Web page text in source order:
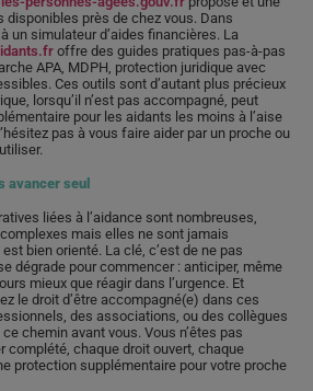
disponibles près de chez vous. Dans
un simulateur d’aides financières. La
offre des guides pratiques pas-à-pas
APA, MDPH, protection juridique avec
Ces outils sont d’autant plus précieux
lorsqu’il n’est pas accompagné, peut
pour les aidants les moins à l’aise
pas à vous faire aider par un proche ou
avancer seul
liées à l’aidance sont nombreuses,
mais elles ne sont jamais
bien orienté. La clé, c’est de ne pas
dégrade pour commencer : anticiper, même
mieux que réagir dans l’urgence. Et
le droit d’être accompagné(e) dans ces
des associations, ou des collègues
chemin avant vous. Vous n’êtes pas
complété, chaque droit ouvert, chaque
protection supplémentaire pour votre proche